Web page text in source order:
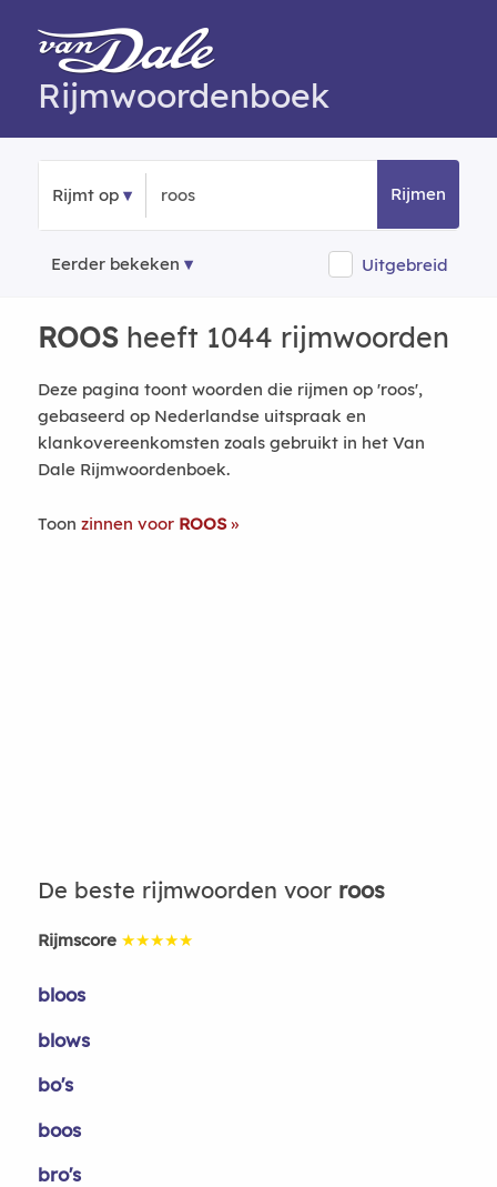
Rijmwoordenboek
Rijmt op Rijmen
Eerder bekeken Uitgebreid
ROOSheeft 1044 rijmwoorden
Deze pagina toont woorden die rijmen op 'roos',
gebaseerd op Nederlandse uitspraak en
klankovereenkomsten zoals gebruikt in het Van
Dale Rijmwoordenboek.
Toon zinnen voor ROOS
De beste rijmwoorden voor roos
Rijmscore ★★★★★
bloos
blows
bo's
boos
bro's